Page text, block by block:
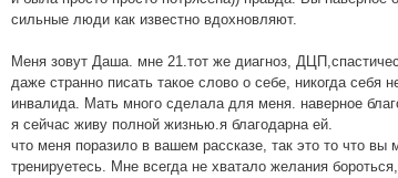
сильные люди как известно вдохновляют.
Меня зовут Даша. мне 21.тот же диагноз,
даже странно писать такое слово о себе, никогда себя
инвалида. Мать много сделала для меня. наверное
я сейчас живу полной жизнью.я благодарна ей.
что меня поразило в вашем рассказе, так это то что вы
тренируетесь. Мне всегда не хватало желания